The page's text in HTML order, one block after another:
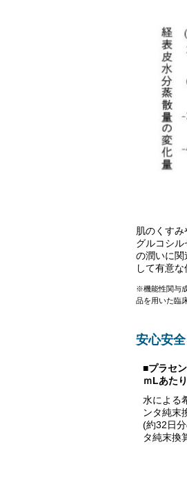
肌のくす
グルコシ
の潤いに関
して有意な
※機能性関与
品を用いた臨
安心安
■プラセ
ｍLあた
水による
ンタ純末
(約32日
タ純末換